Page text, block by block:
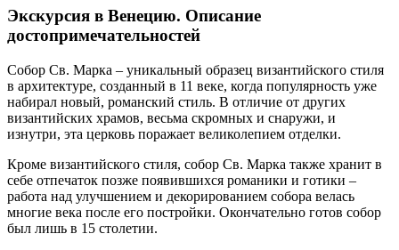
Экскурсия в Венецию. Описание
достопримечательностей
Собор Св. Марка – уникальный образец византийского стиля
в архитектуре, созданный в 11 веке, когда популярность уже
набирал новый, романский стиль. В отличие от других
византийских храмов, весьма скромных и снаружи, и
изнутри, эта церковь поражает великолепием отделки.
Кроме византийского стиля, собор Св. Марка также хранит в
себе отпечаток позже появившихся романики и готики –
работа над улучшением и декорированием собора велась
многие века после его постройки. Окончательно готов собор
был лишь в 15 столетии.